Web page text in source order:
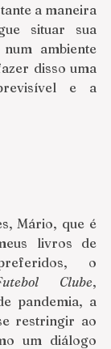
a maneira
situar sua
ambiente
disso uma
e a
Mário, que é
livros de
o
Clube,
pandemia, a
restringir ao
um diálogo